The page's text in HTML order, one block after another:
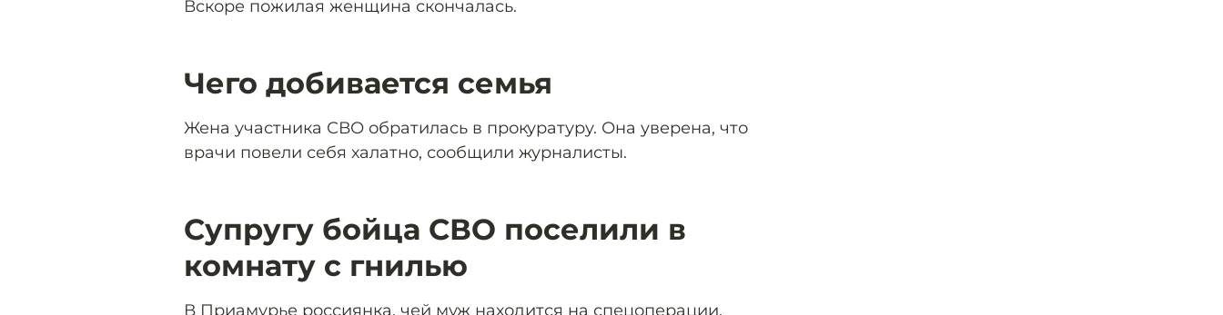
Вскоре пожилая женщина скончалась.
Чего добивается семья
Жена участника СВО обратилась в прокуратуру. Она уверена, что
врачи повели себя халатно, сообщили журналисты.
Супругу бойца СВО поселили в
комнату с гнилью
В Приамурье россиянка, чей муж находится на спецоперации,